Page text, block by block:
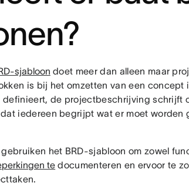
sjabloon doet meer dan alleen maar
is bij het omzetten van een
de projectbeschrijving schrijft
iedereen begrijpt wat er moet worden
het BRD-sjabloon om zowel
te documenteren en ervoor te